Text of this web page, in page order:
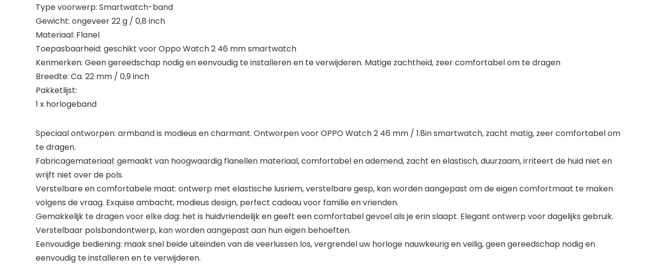
Type voorwerp: Smartwatch-band
Gewicht: ongeveer 22 g / 0,8 inch
Materiaal: Flanel
Toepasbaarheid: geschikt voor Oppo Watch 2 46 mm smartwatch
Kenmerken: Geen gereedschap nodig en eenvoudig te installeren en te verwijderen. Matige zachtheid, zeer comfortabel om te dragen
Breedte: Ca. 22 mm / 0,9 inch
Pakketlijst:
1 x horlogeband
Speciaal ontworpen: armband is modieus en charmant. Ontworpen voor OPPO Watch 2 46 mm / 1.8in smartwatch, zacht matig, zeer comfortabel om
te dragen.
Fabricagemateriaal: gemaakt van hoogwaardig flanellen materiaal, comfortabel en ademend, zacht en elastisch, duurzaam, irriteert de huid niet en
wrijft niet over de pols.
Verstelbare en comfortabele maat: ontwerp met elastische lusriem, verstelbare gesp, kan worden aangepast om de eigen comfortmaat te maken
volgens de vraag. Exquise ambacht, modieus design, perfect cadeau voor familie en vrienden.
Gemakkelijk te dragen voor elke dag: het is huidvriendelijk en geeft een comfortabel gevoel als je erin slaapt. Elegant ontwerp voor dagelijks gebruik.
Verstelbaar polsbandontwerp, kan worden aangepast aan hun eigen behoeften.
Eenvoudige bediening: maak snel beide uiteinden van de veerlussen los, vergrendel uw horloge nauwkeurig en veilig, geen gereedschap nodig en
eenvoudig te installeren en te verwijderen.